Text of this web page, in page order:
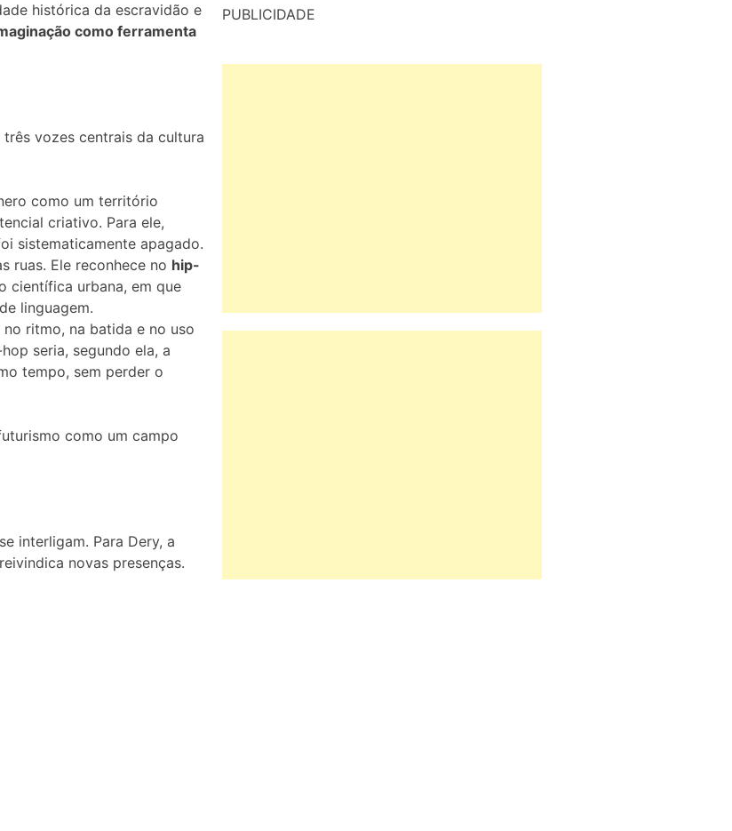
histórica da escravidão e
como ferramenta
vozes centrais da cultura
como um território
criativo. Para ele,
sistematicamente apagado.
ruas. Ele reconhece no hip-
científica urbana, em que
linguagem.
ritmo, na batida e no uso
seria, segundo ela, a
tempo, sem perder o
como um campo
interligam. Para Dery, a
novas presenças.
PUBLICIDADE